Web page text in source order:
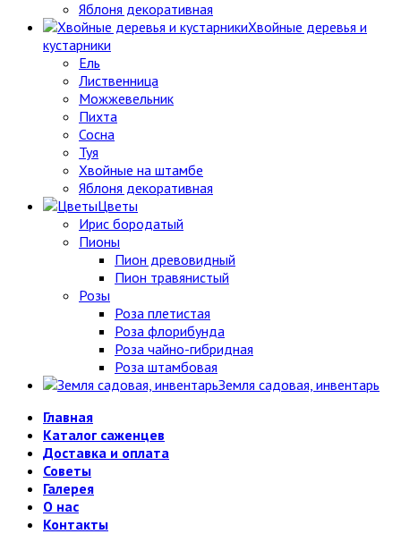
Яблоня декоративная
Хвойные деревья и
кустарники
Ель
Лиственница
Можжевельник
Пихта
Сосна
Туя
Хвойные на штамбе
Яблоня декоративная
Цветы
Ирис бородатый
Пионы
Пион древовидный
Пион травянистый
Розы
Роза плетистая
Роза флорибунда
Роза чайно-гибридная
Роза штамбовая
Земля садовая, инвентарь
Главная
Каталог саженцев
Доставка и оплата
Советы
Галерея
О нас
Контакты